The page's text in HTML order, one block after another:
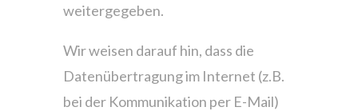
weitergegeben.
Wir weisen darauf hin, dass die
Datenübertragung im Internet (z.B.
bei der Kommunikation per E-Mail)